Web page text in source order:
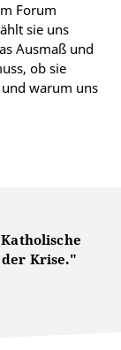
Forum
sie uns
Ausmaß und
ob sie
warum uns
der Krise."